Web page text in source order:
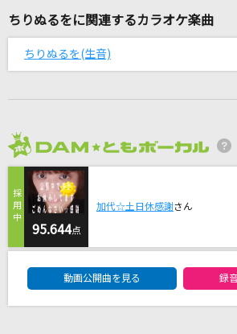
あなた
宇多田ヒカル
イマジナリーリロード
ここに
SUPER EIGHT
DAN DAN 心魅かれてく
FIELD OF VIEW(the FIELD OF VIEW)
[生音]プライド革命
CHiCO with HoneyWorks
ちりぬるをに関連するカラオケ楽曲
ちりぬるを(生音)
95.644点
加代☆土日休感謝さん
動画公開曲を見る 録